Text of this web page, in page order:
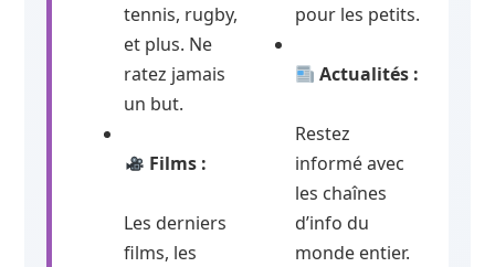
tennis, rugby,
et plus. Ne
ratez jamais
un but.
Films :
Les derniers
films, les
pour les petits.
Actualités :
Restez
informé avec
les chaînes
d’info du
monde entier.